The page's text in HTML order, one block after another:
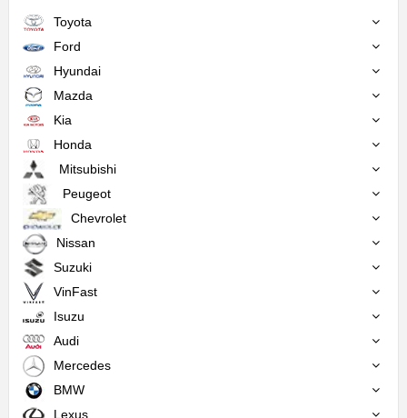
Toyota
Ford
Hyundai
Mazda
Kia
Honda
Mitsubishi
Peugeot
Chevrolet
Nissan
Suzuki
VinFast
Isuzu
Audi
Mercedes
BMW
Lexus